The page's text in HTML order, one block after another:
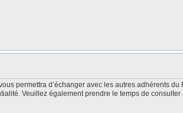
permettra d’échanger avec les autres adhérents
Veuillez également prendre le temps de